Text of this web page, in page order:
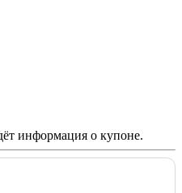
информация о купоне.